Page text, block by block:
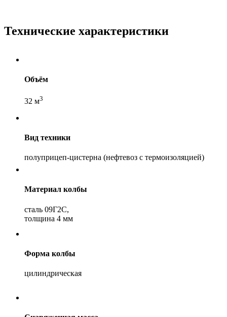
Технические характеристики
Объём
32 м3
Вид техники
полуприцеп-цистерна (нефтевоз с термоизоляцией)
Материал колбы
сталь 09Г2С,
толщина 4 мм
Форма колбы
цилиндрическая